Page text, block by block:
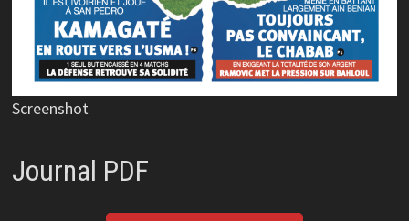
Screenshot
Journal PDF